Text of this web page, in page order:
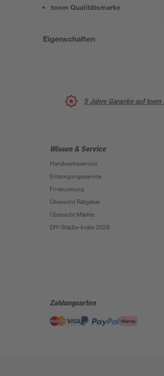
toom Qualitätsmarke
Eigenschaften
5 Jahre Garantie auf toom
Wissen & Service
Handwerksservice
Entsorgungsservice
Finanzierung
Übersicht Ratgeber
Übersicht Märkte
DIY-Städte-Index 2026
Zahlungsarten